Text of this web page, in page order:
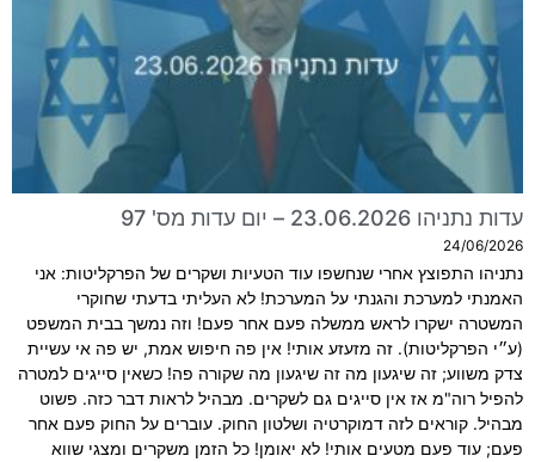
עדות נתניהו 23.06.2026 – יום עדות מס' 97
24/06/2026
נתניהו התפוצץ אחרי שנחשפו עוד הטעיות ושקרים של הפרקליטות: אני
האמנתי למערכת והגנתי על המערכת! לא העליתי בדעתי שחוקרי
המשטרה ישקרו לראש ממשלה פעם אחר פעם! וזה נמשך בבית המשפט
(ע״י הפרקליטות). זה מזעזע אותי! אין פה חיפוש אמת, יש פה אי עשיית
צדק משווע; זה שיגעון מה זה שיגעון מה שקורה פה! כשאין סייגים למטרה
להפיל רוה"מ אז אין סייגים גם לשקרים. מבהיל לראות דבר כזה. פשוט
מבהיל. קוראים לזה דמוקרטיה ושלטון החוק. עוברים על החוק פעם אחר
פעם; עוד פעם מטעים אותי! לא יאומן! כל הזמן משקרים ומצגי שווא